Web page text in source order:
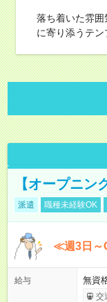
落ち着いた雰
に寄り添うテン
【オープニ
派遣 職種未経験OK
≪週3日～
給与 無資
交